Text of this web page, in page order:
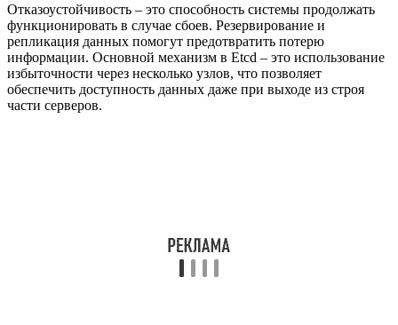
Отказоустойчивость – это способность системы продолжать
функционировать в случае сбоев. Резервирование и
репликация данных помогут предотвратить потерю
информации. Основной механизм в Etcd – это использование
избыточности через несколько узлов, что позволяет
обеспечить доступность данных даже при выходе из строя
части серверов.